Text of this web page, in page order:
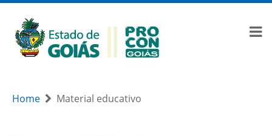
Home Material educativo